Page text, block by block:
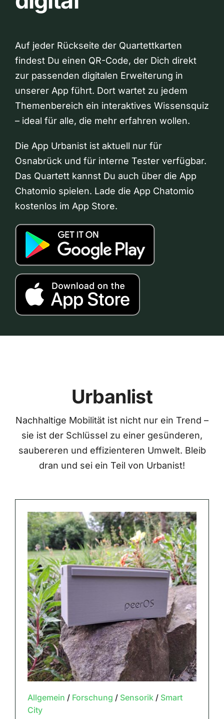
Auf jeder Rückseite der Quartettkarten
findest Du einen QR-Code, der Dich direkt
zur passenden digitalen Erweiterung in
unserer App führt. Dort wartet zu jedem
Themenbereich ein interaktives Wissensquiz
– ideal für alle, die mehr erfahren wollen.
Die App Urbanist ist aktuell nur für
Osnabrück und für interne Tester verfügbar.
Das Quartett kannst Du auch über die App
Chatomio spielen. Lade die App Chatomio
kostenlos im App Store.
Urbanlist
Nachhaltige Mobilität ist nicht nur ein Trend –
sie ist der Schlüssel zu einer gesünderen,
saubereren und effizienteren Umwelt. Bleib
dran und sei ein Teil von Urbanist!
Allgemein / Forschung / Sensorik/ Smart
City